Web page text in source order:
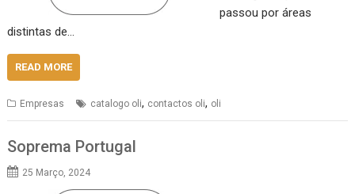
passou por áreas
distintas de…
READ MORE
Empresas catalogo oli, contactos oli, oli
Soprema Portugal
25 Março, 2024